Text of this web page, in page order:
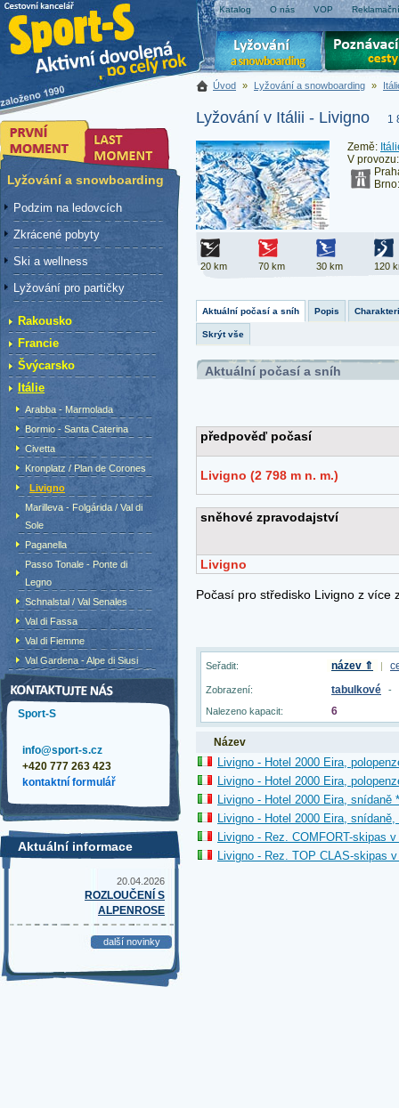
Katalog O nás VOP
Úvod » Lyžování a snowboarding »
Lyžování v Itálii - Livigno 1
Země:
V
20 km 70 km 30 km 120
Aktuální počasí a sníh Popis
Skrýt vše
Aktuální počasí a sníh
Seřadit: název ⇑ |
Zobrazení: tabulkové
-
Nalezeno kapacit:
6
Název
Livigno - Hotel 2000 Eira,
Livigno - Hotel 2000 Eira,
Livigno - Hotel 2000 Eira, snídaně
Livigno - Hotel 2000 Eira,
Livigno - Rez. COMFORT-skipas
Livigno - Rez. TOP CLAS-skipas
Lyžování a snowboarding
Podzim na ledovcích
Zkrácené pobyty
Ski a wellness
Lyžování pro partičky
Rakousko
Francie
Švýcarsko
Itálie
Arabba - Marmolada
Bormio - Santa Caterina
Civetta
Kronplatz / Plan de Corones
Livigno
Marilleva - Folgárida / Val di
Sole
Paganella
Passo Tonale - Ponte di
Legno
Schnalstal / Val Senales
Val di Fassa
Val di Fiemme
Val Gardena - Alpe di Siusi
Sport-S
info@sport-s.cz
+420 777 263 423
kontaktní formulář
Aktuální informace
20.04.2026
ROZLOUČENÍ S
ALPENROSE
další novinky